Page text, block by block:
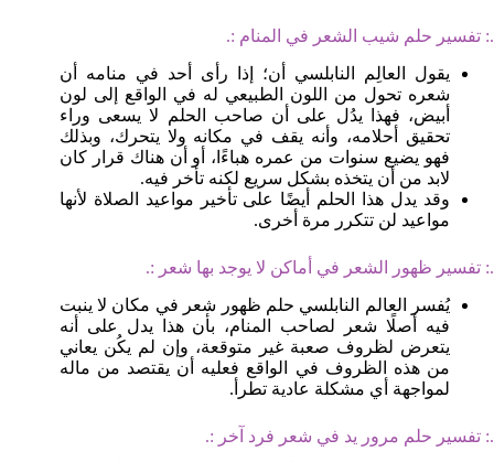
.: تفسير حلم شيب الشعر في المنام :.
يقول العالِم النابلسي أن؛ إذا رأى أحد في منامه أن
شعره تحول من اللون الطبيعي له في الواقع إلى لون
أبيض، فهذا يدُل على أن صاحب الحلم لا يسعى وراء
تحقيق أحلامه، وأنه يقف في مكانه ولا يتحرك، وبذلك
فهو يضيع سنوات من عمره هباءًا، أو أن هناك قرار كان
لابد من أن يتخذه بشكل سريع لكنه تأخر فيه.
وقد يدل هذا الحلم أيضًا على تأخير مواعيد الصلاة لأنها
مواعيد لن تتكرر مرة أخرى.
.: تفسير ظهور الشعر في أماكن لا يوجد بها شعر :.
يُفسر العالم النابلسي حلم ظهور شعر في مكان لا ينبت
فيه أصلًا شعر لصاحب المنام، بأن هذا يدل على أنه
يتعرض لظروف صعبة غير متوقعة، وإن لم يكُن يعاني
من هذه الظروف في الواقع فعليه أن يقتصد من ماله
لمواجهة أي مشكلة عادية تطرأ.
.: تفسير حلم مرور يد في شعر فرد آخر :.